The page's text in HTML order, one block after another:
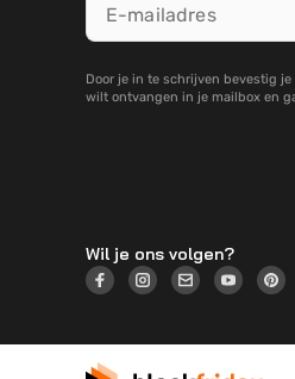
Door je in te schrijven bevestig
wilt ontvangen in je mailbox en
Wil je ons volgen?